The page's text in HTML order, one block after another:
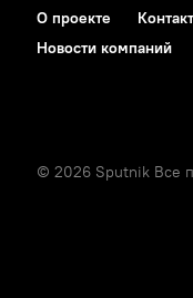
О проекте
Новости компаний
© 2026 Sputnik Все